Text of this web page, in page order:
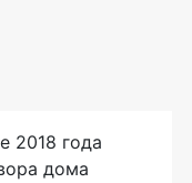
2018 года
дома